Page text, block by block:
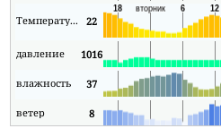
Температура 22
давление 1016
влажность 37
ветер 8